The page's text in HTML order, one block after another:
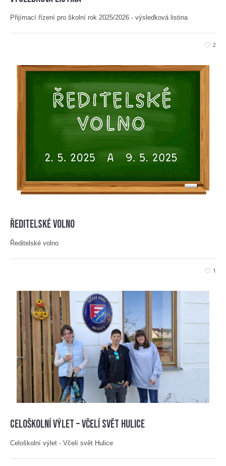
Přijímací řízení pro školní rok 2025/2026 - výsledková listina
2
Ředitelské volno
Ředitelské volno
1
Celoškolní výlet – Včelí svět Hulice
Celoškolní výlet - Včelí svět Hulice